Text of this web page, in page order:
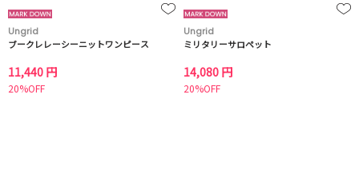
Ungrid
ブークレレーシーニットワンピース
11,440 円
20%OFF
Ungrid
ミリタリーサロペット
14,080 円
20%OFF